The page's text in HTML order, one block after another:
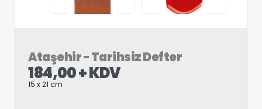
Ataşehir - Tarihsiz Defter
184,00 + KDV
15 x 21 cm